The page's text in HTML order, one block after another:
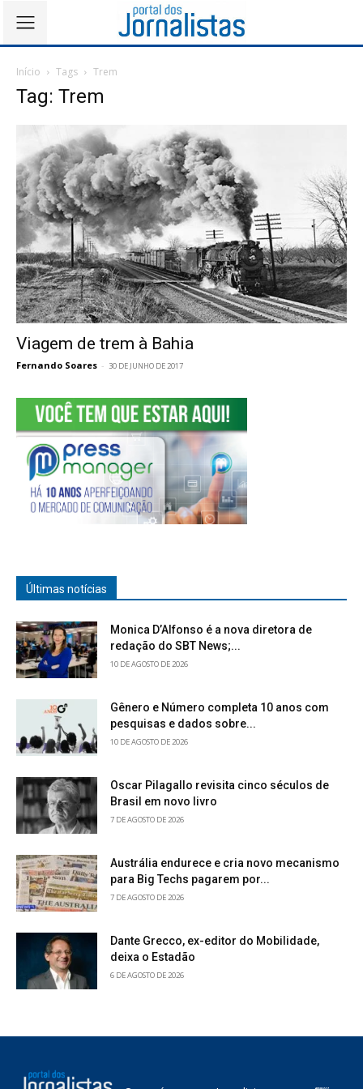
Início Tags Trem
Tag: Trem
Viagem de trem à Bahia
Fernando Soares - 30 DE JUNHO DE 2017
Últimas notícias
Monica D’Alfonso é a nova diretora de
redação do SBT News;...
10 DE AGOSTO DE 2026
Gênero e Número completa 10 anos com
pesquisas e dados sobre...
10 DE AGOSTO DE 2026
Oscar Pilagallo revisita cinco séculos de
Brasil em novo livro
7 DE AGOSTO DE 2026
Austrália endurece e cria novo mecanismo
para Big Techs pagarem por...
7 DE AGOSTO DE 2026
Dante Grecco, ex-editor do Mobilidade,
deixa o Estadão
6 DE AGOSTO DE 2026